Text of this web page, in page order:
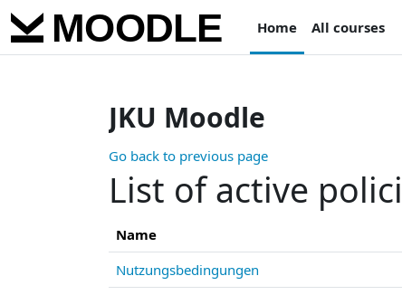
Skip to main content
Home
All courses
JKU Moodle
Go back to previous page
List of active
Name
Nutzungsbedingungen